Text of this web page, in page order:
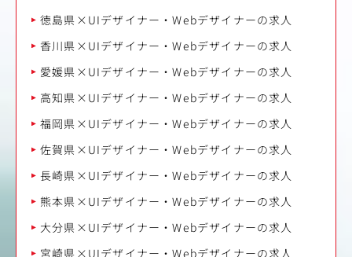
徳島県×UIデザイナー・Webデザイナーの求人
香川県×UIデザイナー・Webデザイナーの求人
愛媛県×UIデザイナー・Webデザイナーの求人
高知県×UIデザイナー・Webデザイナーの求人
福岡県×UIデザイナー・Webデザイナーの求人
佐賀県×UIデザイナー・Webデザイナーの求人
長崎県×UIデザイナー・Webデザイナーの求人
熊本県×UIデザイナー・Webデザイナーの求人
大分県×UIデザイナー・Webデザイナーの求人
宮崎県×UIデザイナー・Webデザイナーの求人